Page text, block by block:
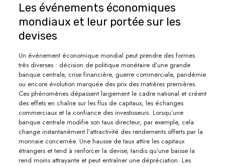
Les événements économiques
mondiaux et leur portée sur les
devises
Un événement économique mondial peut prendre des formes
très diverses : décision de politique monétaire d’une grande
banque centrale, crise financière, guerre commerciale, pandémie
ou encore évolution marquée des prix des matières premières.
Ces phénomènes dépassent largement le cadre national et créent
des effets en chaîne sur les flux de capitaux, les échanges
commerciaux et la confiance des investisseurs. Lorsqu’une
banque centrale modifie son taux directeur, par exemple, cela
change instantanément l’attractivité des rendements offerts par la
monnaie concernée. Une hausse de taux attire les capitaux
étrangers et tend à renforcer la devise, tandis qu’une baisse la
rend moins attrayante et peut entraîner une dépréciation. Les